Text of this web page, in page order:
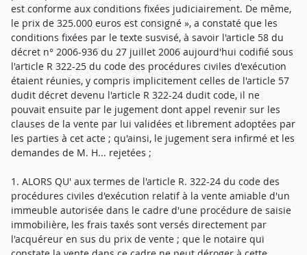
est conforme aux conditions fixées judiciairement. De même,
le prix de 325.000 euros est consigné », a constaté que les
conditions fixées par le texte susvisé, à savoir l'article 58 du
décret n° 2006-936 du 27 juillet 2006 aujourd'hui codifié sous
l'article R 322-25 du code des procédures civiles d'exécution
étaient réunies, y compris implicitement celles de l'article 57
dudit décret devenu l'article R 322-24 dudit code, il ne
pouvait ensuite par le jugement dont appel revenir sur les
clauses de la vente par lui validées et librement adoptées par
les parties à cet acte ; qu'ainsi, le jugement sera infirmé et les
demandes de M. H... rejetées ;
1. ALORS QU' aux termes de l'article R. 322-24 du code des
procédures civiles d'exécution relatif à la vente amiable d'un
immeuble autorisée dans le cadre d'une procédure de saisie
immobilière, les frais taxés sont versés directement par
l'acquéreur en sus du prix de vente ; que le notaire qui